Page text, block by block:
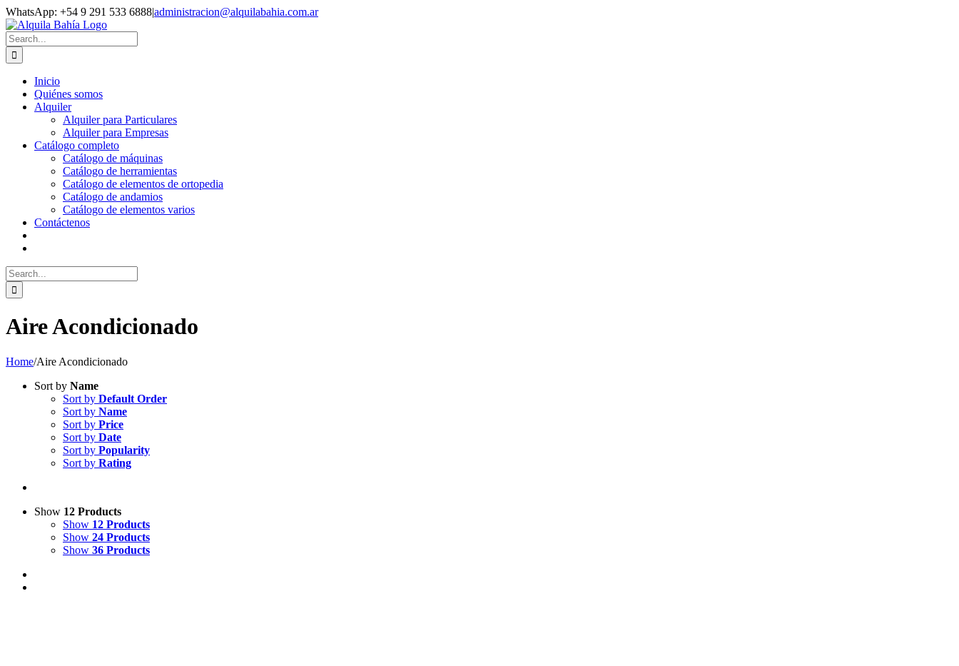
Skip
to
content
Facebook
Instagram
WhatsApp: +54 9 291 533 6888|administracion@alquilabahia.com.ar
Search
for:
Inicio
Quiénes somos
Alquiler
Alquiler para Particulares
Alquiler para Empresas
Catálogo completo
Catálogo de máquinas
Catálogo de herramientas
Catálogo de elementos de ortopedia
Catálogo de andamios
Catálogo de elementos varios
Contáctenos
Search
for:
Aire Acondicionado
Home/Aire Acondicionado
Sort by Name
Sort by Default Order
Sort by Name
Sort by Price
Sort by Date
Sort by Popularity
Sort by Rating
Show 12 Products
Show 12 Products
Show 24 Products
Show 36 Products